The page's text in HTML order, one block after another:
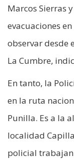
Marcos Sierras
evacuaciones
observar desde
La Cumbre,
En tanto, la
en la ruta
Punilla. Es a la
localidad
policial